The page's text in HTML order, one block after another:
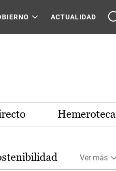
ACTUALIDAD
Hemeroteca
Ver más